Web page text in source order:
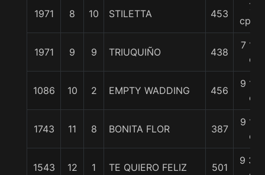
1971 8 10 STILETTA 453
7
cpos.
1971 9 9 TRIUQUIÑO 438
7 1/2
c
1086 10 2 EMPTY WADDING 456
9 1/2
c
1743 11 8 BONITA FLOR 387
9 1/2
c
1543 12 1 TE QUIERO FELIZ 501
9 3/4